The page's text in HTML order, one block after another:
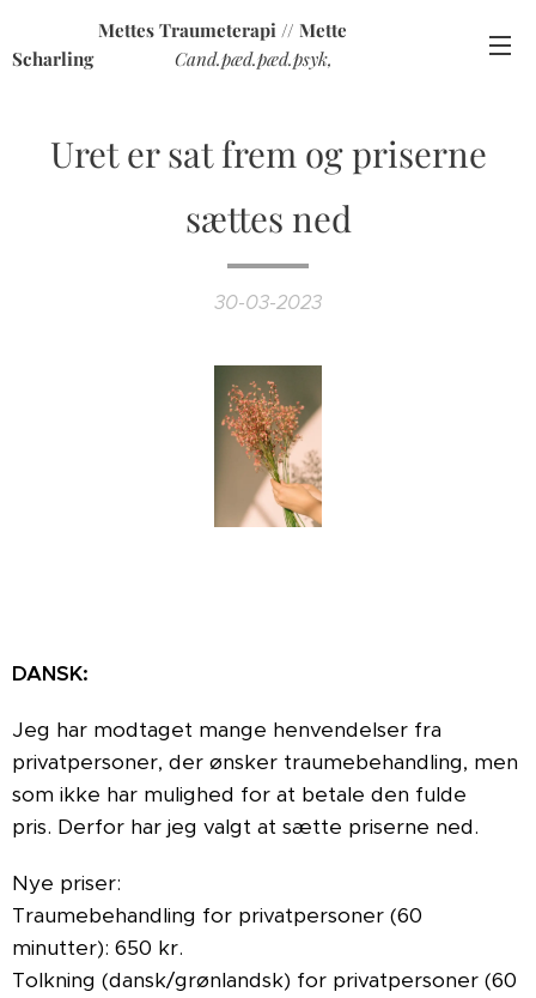
Mettes Traumeterapi // Mette
Scharling
Cand.pæd.pæd.psyk,
Uret er sat frem og priserne
sættes ned
30-03-2023
DANSK:
Jeg har modtaget mange henvendelser fra
privatpersoner, der ønsker traumebehandling, men
som ikke har mulighed for at betale den fulde
pris. Derfor har jeg valgt at sætte priserne ned.
Nye priser:
Traumebehandling for privatpersoner (60
minutter): 650 kr.
Tolkning (dansk/grønlandsk) for privatpersoner (60